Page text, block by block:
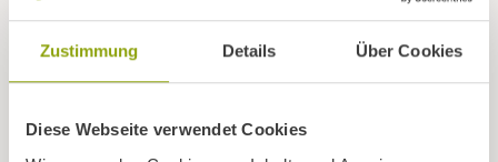
Zustimmung Details Über Cookies
Diese Webseite verwendet Cookies
(Entspannung),
Gruppe